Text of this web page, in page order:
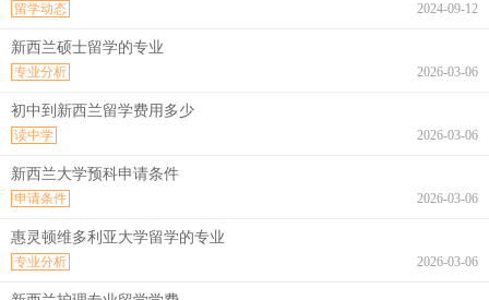
2024-09-12
留学动态
新西兰硕士留学的专业
2026-03-06
专业分析
初中到新西兰留学费用多少
2026-03-06
读中学
新西兰大学预科申请条件
2026-03-06
申请条件
惠灵顿维多利亚大学留学的专业
2026-03-06
专业分析